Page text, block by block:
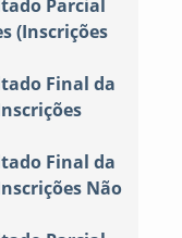
Parcial
(Inscrições
Final da
Final da
Não